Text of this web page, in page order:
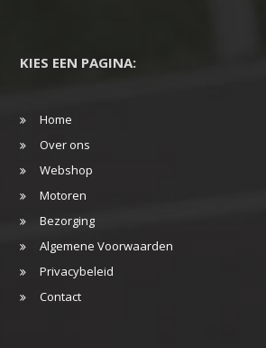
KIES EEN PAGINA:
Home
Over ons
Webshop
Motoren
Bezorging
Algemene Voorwaarden
Privacybeleid
Contact